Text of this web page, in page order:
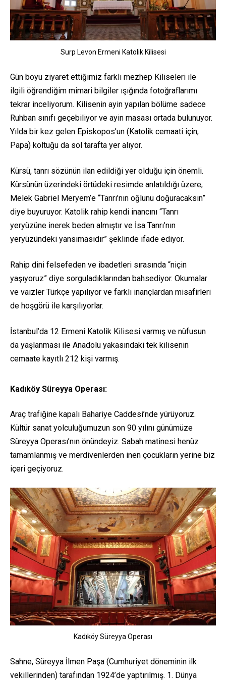
Surp Levon Ermeni Katolik Kilisesi
Gün boyu ziyaret ettiğimiz farklı mezhep Kiliseleri ile
ilgili öğrendiğim mimari bilgiler ışığında fotoğraflarımı
tekrar inceliyorum. Kilisenin ayin yapılan bölüme sadece
Ruhban sınıfı geçebiliyor ve ayin masası ortada bulunuyor.
Yılda bir kez gelen Episkopos’un (Katolik cemaati için,
Papa) koltuğu da sol tarafta yer alıyor.
Kürsü, tanrı sözünün ilan edildiği yer olduğu için önemli.
Kürsünün üzerindeki örtüdeki resimde anlatıldığı üzere;
Melek Gabriel Meryem’e “Tanrı’nın oğlunu doğuracaksın”
diye buyuruyor. Katolik rahip kendi inancını “Tanrı
yeryüzüne inerek beden almıştır ve İsa Tanrı’nın
yeryüzündeki yansımasıdır” şeklinde ifade ediyor.
Rahip dini felsefeden ve ibadetleri sırasında “niçin
yaşıyoruz” diye sorguladıklarından bahsediyor. Okumalar
ve vaizler Türkçe yapılıyor ve farklı inançlardan misafirleri
de hoşgörü ile karşılıyorlar.
İstanbul’da 12 Ermeni Katolik Kilisesi varmış ve nüfusun
da yaşlanması ile Anadolu yakasındaki tek kilisenin
cemaate kayıtlı 212 kişi varmış.
Kadıköy Süreyya Operası:
Araç trafiğine kapalı Bahariye Caddesi’nde yürüyoruz.
Kültür sanat yolculuğumuzun son 90 yılını günümüze
Süreyya Operası’nın önündeyiz. Sabah matinesi henüz
tamamlanmış ve merdivenlerden inen çocukların yerine biz
içeri geçiyoruz.
Kadıköy Süreyya Operası
Sahne, Süreyya İlmen Paşa (Cumhuriyet döneminin ilk
vekillerinden) tarafından 1924’de yaptırılmış. 1. Dünya